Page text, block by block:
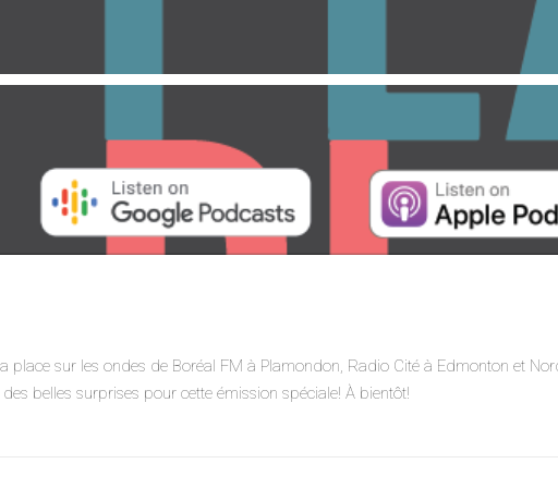
place sur les ondes de Boréal FM à Plamondon, Radio Cité à Edmonton et
belles surprises pour cette émission spéciale! À bientôt!